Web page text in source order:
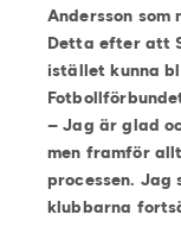
Andersson
Detta efter att
istället kunna
– Jag är glad
men framför
processen. Jag
klubbarna